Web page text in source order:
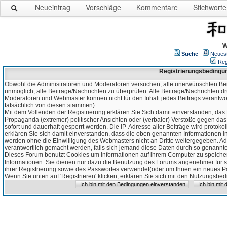
Neueintrag Vorschläge Kommentare Stichworte
Suche
Obwohl die Administratoren und Moderatoren versuchen, alle unerwünschten
unmöglich, alle Beiträge/Nachrichten zu überprüfen. Alle Beiträge/Nachrichten
Moderatoren und Webmaster können nicht für den Inhalt jedes Beitrags
tatsächlich von diesen stammen).
Mit dem Vollenden der Registrierung erklären Sie Sich damit einverstanden,
Propaganda (extremer) politischer Ansichten oder (verbaler) Verstöße gegen
sofort und dauerhaft gesperrt werden. Die IP-Adresse aller Beiträge wird
erklären Sie sich damit einverstanden, dass die oben genannten Informationen
werden ohne die Einwilligung des Webmasters nicht an Dritte weitergegeben.
verantwortlich gemacht werden, falls sich jemand diese Daten durch so
Dieses Forum benutzt Cookies um Informationen auf ihrem Computer zu
Informationen. Sie dienen nur dazu die Benutzung des Forums angenehmer
ihrer Registrierung sowie des Passwortes verwendet(oder um Ihnen ein neues
Wenn Sie unten auf 'Registrieren' klicken, erklären Sie sich mit den